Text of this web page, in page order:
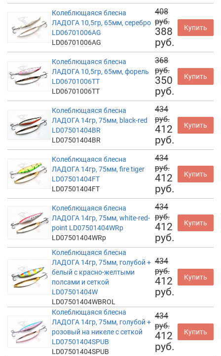
Колеблющаяся блесна
ЛАДОГА 10,5гр, 65мм, серебро
LD06701006AG
LD06701006AG
408
руб.
388
руб.
Купить
Колеблющаяся блесна
ЛАДОГА 10,5гр, 65мм, форель
LD06701006TT
LD06701006TT
368
руб.
350
руб.
Купить
Колеблющаяся блесна
ЛАДОГА 14гр, 75мм, black-red
LD07501404BR
LD07501404BR
434
руб.
412
руб.
Купить
Колеблющаяся блесна
ЛАДОГА 14гр, 75мм, fire tiger
LD07501404FT
LD07501404FT
434
руб.
412
руб.
Купить
Колеблющаяся блесна
ЛАДОГА 14гр, 75мм, white-red-
point LD07501404WRp
LD07501404WRp
434
руб.
412
руб.
Купить
Колеблющаяся блесна
ЛАДОГА 14гр, 75мм, голубой +
белый с красно-желтыми
полсами и сеткой
LD07501404W
LD07501404WBROL
434
руб.
412
руб.
Купить
Колеблющаяся блесна
ЛАДОГА 14гр, 75мм, голубой +
розовый на никеле с сеткой
LD07501404SPUB
LD07501404SPUB
434
руб.
412
руб.
Купить